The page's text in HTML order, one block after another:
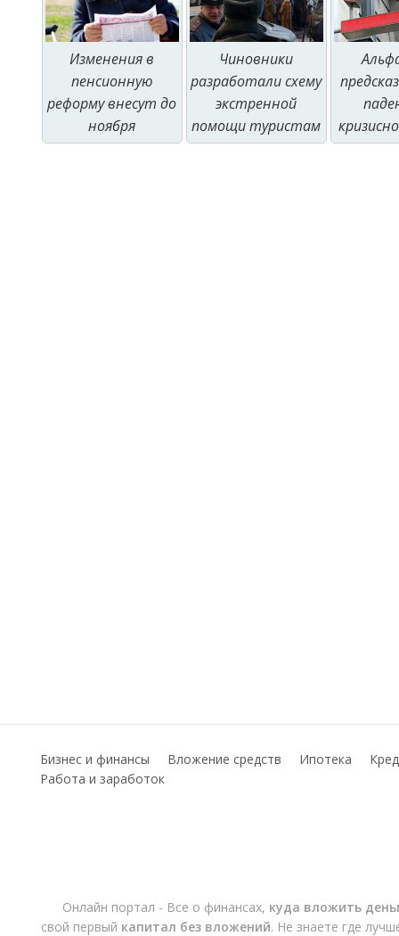
Изменения в
пенсионную
реформу внесут до
ноября
Чиновники
разработали схему
экстренной
помощи туристам
Бизнес и финансы Вложение средств Ипотека
Работа и заработок
Онлайн портал - Все о финансах, куда вложить
свой первый капитал без вложений. Не знаете где